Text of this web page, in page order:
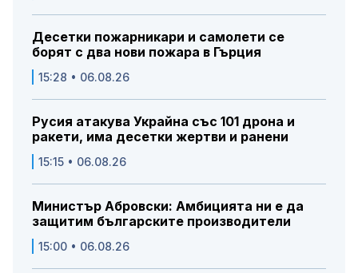
Десетки пожарникари и самолети се
борят с два нови пожара в Гърция
15:28 • 06.08.26
Русия атакува Украйна със 101 дрона и
ракети, има десетки жертви и ранени
15:15 • 06.08.26
Министър Абровски: Амбицията ни е да
защитим българските производители
15:00 • 06.08.26